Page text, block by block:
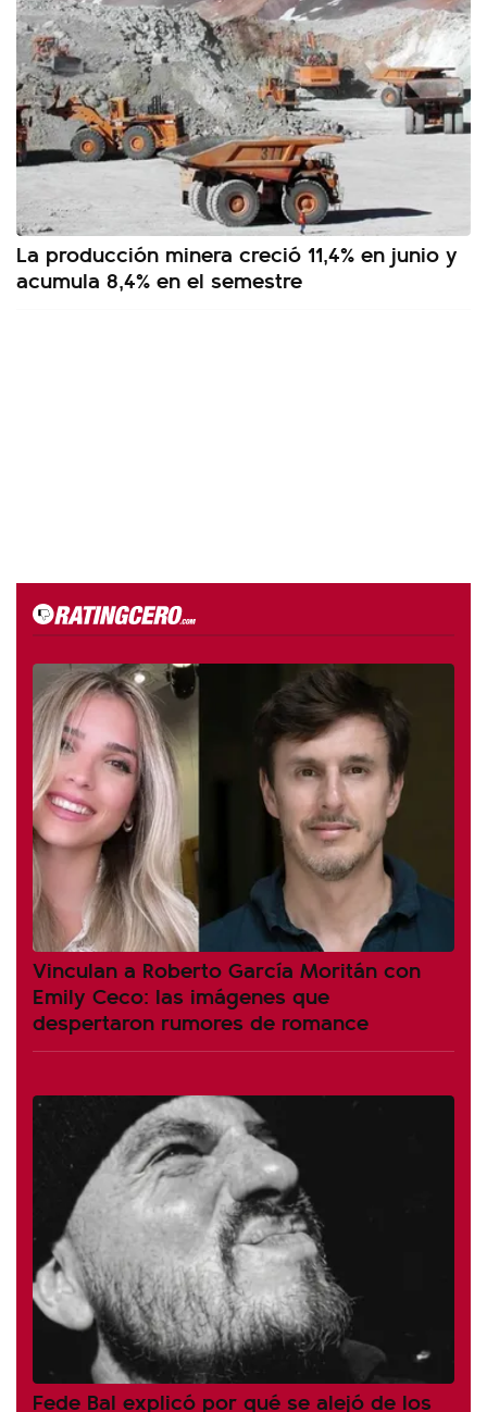
La producción minera creció 11,4% en junio y
acumula 8,4% en el semestre
Vinculan a Roberto García Moritán con
Emily Ceco: las imágenes que
despertaron rumores de romance
Fede Bal explicó por qué se alejó de los